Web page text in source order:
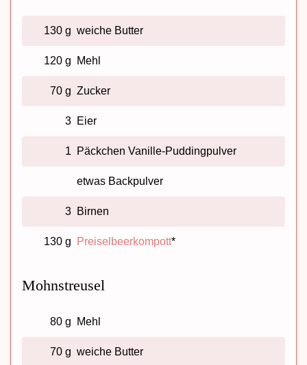
130 g weiche Butter
120 g Mehl
70 g Zucker
3 Eier
1 Päckchen Vanille-Puddingpulver
etwas Backpulver
3 Birnen
130 g Preiselbeerkompott*
Mohnstreusel
80 g Mehl
70 g weiche Butter